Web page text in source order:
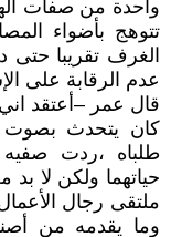
واحدة من صفات
تتوهج بأضواء
الغرف تقريبا
عدم الرقابة على
قال عمر –أعتقد
كان يتحدث بصوت
طلباه ،ردت
حياتهما ولكن لا
ملتقى رجال
وما يقدمه من